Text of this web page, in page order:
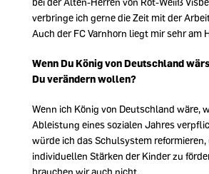
verbringe ich gerne die Zeit mit der
Auch der FC Varnhorn liegt mir sehr am
Wenn Du König von Deutschland
Du verändern wollen?
Wenn ich König von Deutschland wäre,
Ableistung eines sozialen Jahres
würde ich das Schulsystem reformieren,
individuellen Stärken der Kinder zu
brauchen wir auch nicht.